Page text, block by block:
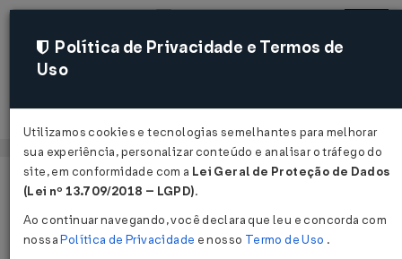
Acessar
Página Inicial Legislações
Lei Nº 6404 DE 15/12/1976
Política de Privacidade e Termos de
Uso
Utilizamos cookies e tecnologias semelhantes para melhorar
sua experiência, personalizar conteúdo e analisar o tráfego do
site, em conformidade com a Lei Geral de Proteção de Dados
(Lei nº 13.709/2018 – LGPD).
Ao continuar navegando, você declara que leu e concorda com
nossaPolítica de Privacidade e nosso Termo de Uso .